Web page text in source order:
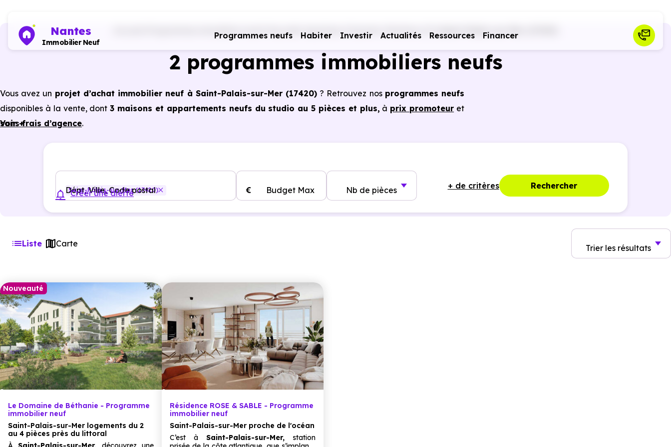
Nantes
Immobilier Neuf
Programmes neufs Habiter Investir Actualités Ressources Financer
Programmes immobiliers neufs Nouvelle Aquitaine Charente-Maritime (17) Saint-Palais-sur-Mer (17420)
2 programmes immobiliers neufs
Vous avez un projet d’achat immobilier neuf à Saint-Palais-sur-Mer (17420)? Retrouvez nos programmes neufs
disponibles à la vente, dont3 maisons et appartements neufs du studio au 5 pièces et plus, à prix promoteur et
sans frais d’agence.
énergétiques, garanties constructeur, etc.
Voir +
Dépt, Ville, Code postal
Saint-Palais-sur-Mer (17420) Budget Max
€ Nb de pièces + de critères Rechercher
Créer une alerte
Liste Carte Trier les résultats
Nouveauté
Le Domaine de Béthanie - Programme
immobilier neuf
Saint-Palais-sur-Mer logements du 2
au 4 pièces près du littoral
Résidence ROSE & SABLE - Programme
immobilier neuf
Saint-Palais-sur-Mer proche de l'océan
C’est à Saint-Palais-sur-Mer, station